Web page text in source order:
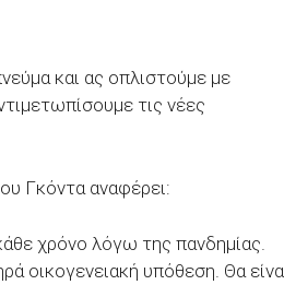
και ας οπλιστούμε με
τις νέες
Γκόντα αναφέρει:
χρόνο λόγω της πανδημίας.
οικογενειακή υπόθεση. Θα